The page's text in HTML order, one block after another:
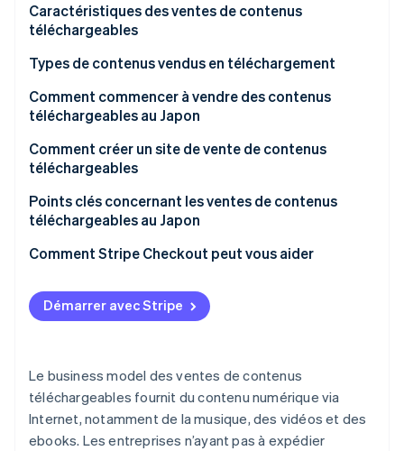
Stripe Sessions 2026
Découvrez comment Stripe construit l’infrastructure
Regarder la vidéo
Caractéristiques des ventes de contenus
téléchargeables
Livraison immédiate des produits
Structure à faible coût
Ventes répétées
Types de contenus vendus en téléchargement
Ebooks et supports pédagogiques numériques
Musique et contenus audio
Contenus vidéo
Matériaux et modèles de conception
Données relatives aux logiciels et applications
Comment commencer à vendre des contenus
téléchargeables au Japon
Utiliser une plateforme spécialisée
Vendre sur une plateforme d’e-commerce
Créer un site d’e-commerce interne
Comment créer un site de vente de contenus
téléchargeables
Décider du contenu à vendre
Sélectionner le mode de vente
Configurer les paiements et les téléchargements
Créer des pages produit
Points clés concernant les ventes de contenus
téléchargeables au Japon
Risques liés au partage ou aux copies illégales
Services d’assistance
Comment Stripe Checkout peut vous aider
Démarrer avec Stripe
Le business model des ventes de contenus
téléchargeables fournit du contenu numérique via
Internet, notamment de la musique, des vidéos et des
ebooks. Les entreprises n’ayant pas à expédier